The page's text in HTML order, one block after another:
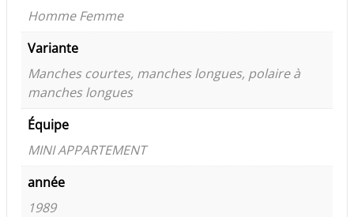
Homme Femme
Variante
Manches courtes, manches longues, polaire à
manches longues
Équipe
MINI APPARTEMENT
année
1989